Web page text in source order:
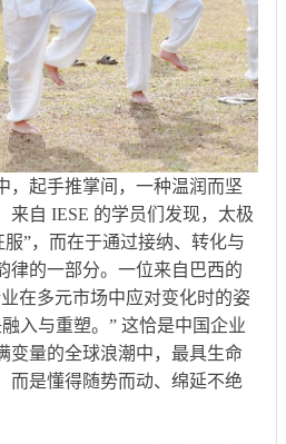
起手推掌间，一种温润而坚
来自 IESE 的学员们发现，太极
”，而在于通过接纳、转化与
律的一部分。一位来自巴西的
在多元市场中应对变化时的姿
入与重塑。” 这恰是中国企业
变量的全球浪潮中，最具生命
而是懂得随势而动、绵延不绝